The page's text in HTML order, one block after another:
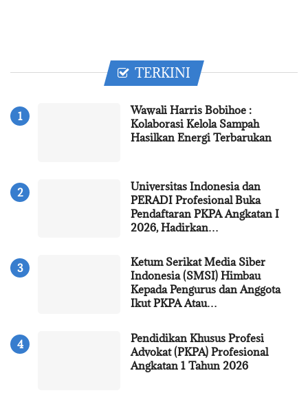
TERKINI
Wawali Harris Bobihoe :
Kolaborasi Kelola Sampah
Hasilkan Energi Terbarukan
Universitas Indonesia dan
PERADI Profesional Buka
Pendaftaran PKPA Angkatan I
2026, Hadirkan…
Ketum Serikat Media Siber
Indonesia (SMSI) Himbau
Kepada Pengurus dan Anggota
Ikut PKPA Atau…
Pendidikan Khusus Profesi
Advokat (PKPA) Profesional
Angkatan 1 Tahun 2026